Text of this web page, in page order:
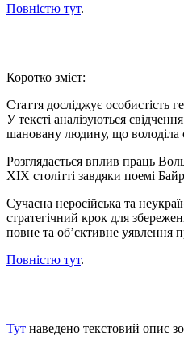
Повністю тут.
Коротко зміст:
Стаття досліджує особистість
У тексті аналізуються
шановану людину, що володіла
Розглядається вплив праць
XIX столітті завдяки поемі
Сучасна неросійська та
стратегічний крок для
повне та об’єктивне уявлення
Повністю тут.
Тут наведено текстовий опис